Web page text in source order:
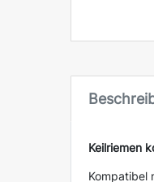
Keilriemen
Kompatibel